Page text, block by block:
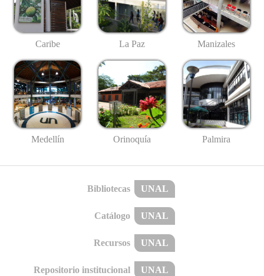
Caribe La Paz Manizales
Medellín Orinoquía Palmira
Bibliotecas UNAL
Catálogo UNAL
Recursos UNAL
Repositorio institucional UNAL